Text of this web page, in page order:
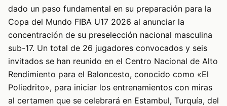
dado un paso fundamental en su preparación para la
Copa del Mundo FIBA U17 2026 al anunciar la
concentración de su preselección nacional masculina
sub-17. Un total de 26 jugadores convocados y seis
invitados se han reunido en el Centro Nacional de Alto
Rendimiento para el Baloncesto, conocido como «El
Poliedrito», para iniciar los entrenamientos con miras
al certamen que se celebrará en Estambul, Turquía, del